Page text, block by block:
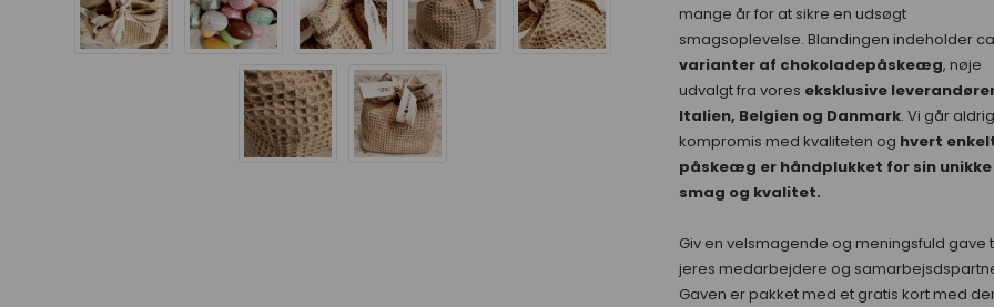
mange år for at sikre en udsøgt
smagsoplevelse. Blandingen indeholder
varianter af chokoladepåskeæg, nøje
udvalgt fra vores eksklusive
Italien, Belgien og Danmark. Vi går
kompromis med kvaliteten og hvert
påskeæg er håndplukket for sin unikke
smag og kvalitet.
Giv en velsmagende og meningsfuld gave
jeres medarbejdere og
Gaven er pakket med et gratis kort med